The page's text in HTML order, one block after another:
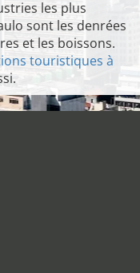
les plus
sont les denrées
et les boissons.
touristiques à